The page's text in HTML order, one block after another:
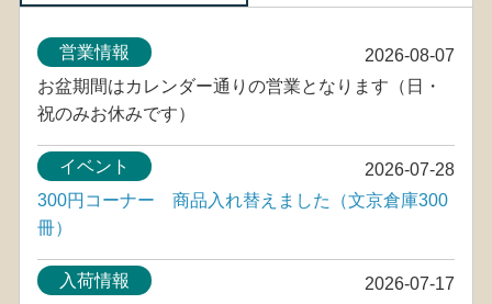
2026-08-07
営業情報
お盆期間はカレンダー通りの営業となります（日・
祝のみお休みです）
2026-07-28
イベント
300円コーナー 商品入れ替えました（文京倉庫300
冊）
2026-07-17
入荷情報